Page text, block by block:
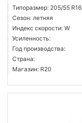
Типоразмер: 205/55 R16
Сезон: летняя
Индекс скорости: W
Усиленность:
Год производства:
Страна:
Магазин: R20